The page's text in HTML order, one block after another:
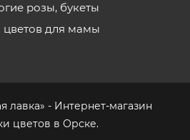
розы, букеты
цветов для мамы
лавка» - Интернет-магазин
цветов в Орске.